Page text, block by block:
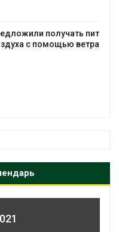
получать питьевую
помощью ветра